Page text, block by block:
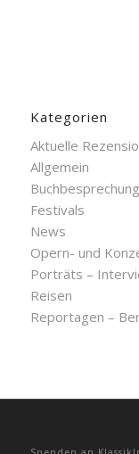
Kategorien
Aktuelle
Allgemein
Festivals
News
Opern- und
Porträts –
Reisen
Reportagen –